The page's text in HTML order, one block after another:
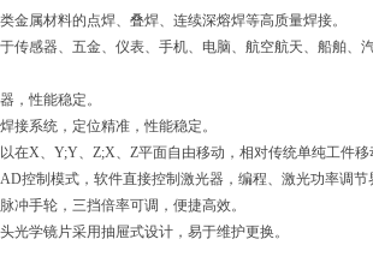
金属材料的点焊、叠焊、连续深熔焊等高质量焊接。
传感器、五金、仪表、手机、电脑、航空航天、船舶、
，性能稳定。
接系统，定位精准，性能稳定。
在X、Y;Y、Z;X、Z平面自由移动，相对传统单纯工件
控制模式，软件直接控制激光器，编程、激光功率调节
冲手轮，三挡倍率可调，便捷高效。
光学镜片采用抽屉式设计，易于维护更换。